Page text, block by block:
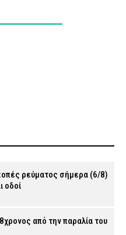
ρεύματος σήμερα (6/8)
οδοί
από την παραλία του